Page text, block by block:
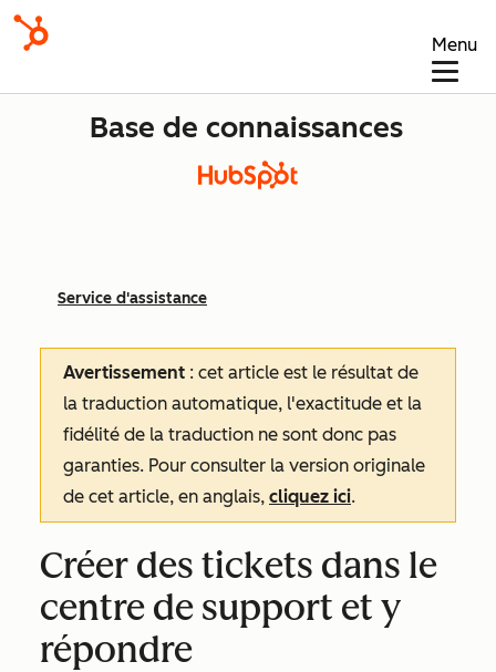
Menu
Base de connaissances
Service d'assistance
Avertissement : cet article est le résultat de
la traduction automatique, l'exactitude et la
fidélité de la traduction ne sont donc pas
garanties. Pour consulter la version originale
de cet article, en anglais, cliquez ici.
Créer des tickets dans le
centre de support et y
répondre